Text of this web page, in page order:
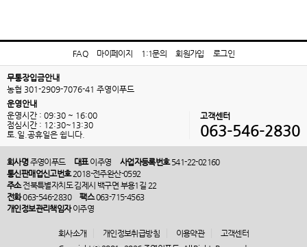
FAQ 마이페이지 1:1문의 회원가입 로그인
무통장입금안내
농협 301-2909-7076-41 주영이푸드
운영안내
운영시간 : 09:30 ~ 16:00
점심시간 : 12:30~13:30
토.일.공휴일은 쉽니다.
고객센터
063-546-2830
회사명주영이푸드 대표이주영 사업자등록번호541-22-02160
통신판매업신고번호2018-전주완산-0592
주소전북특별자치도 김제시 백구면 부용1길 22
전화063-546-2830 팩스063-715-4563
개인정보관리책임자이주영
회사소개 개인정보취급방침 이용약관
고객센터